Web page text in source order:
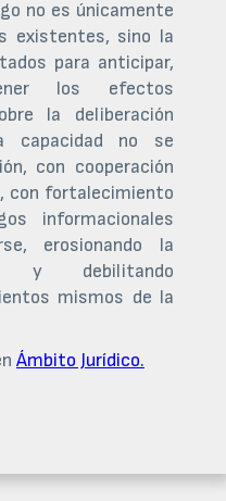
no es únicamente
existentes, sino la
para anticipar,
los efectos
la deliberación
capacidad no se
con cooperación
con fortalecimiento
informacionales
erosionando la
y debilitando
mismos de la
Ámbito Jurídico.